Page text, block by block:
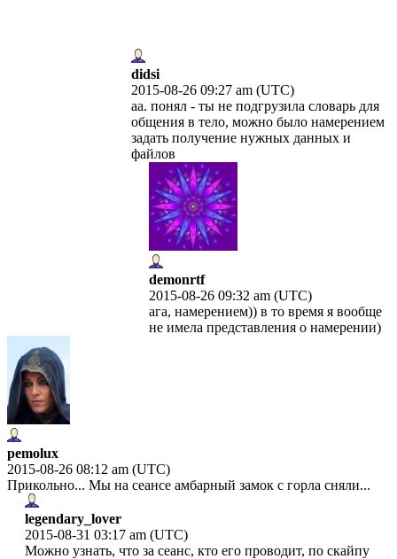
didsi
2015-08-26 09:27 am (UTC)
аа. понял - ты не подгрузила словарь для
общения в тело, можно было намерением
задать получение нужных данных и
файлов
demonrtf
2015-08-26 09:32 am (UTC)
ага, намерением)) в то время я вообще
не имела представления о намерении)
pemolux
2015-08-26 08:12 am (UTC)
Прикольно... Мы на сеансе амбарный замок с горла сняли...
legendary_lover
2015-08-31 03:17 am (UTC)
Можно узнать, что за сеанс, кто его проводит, по скайпу